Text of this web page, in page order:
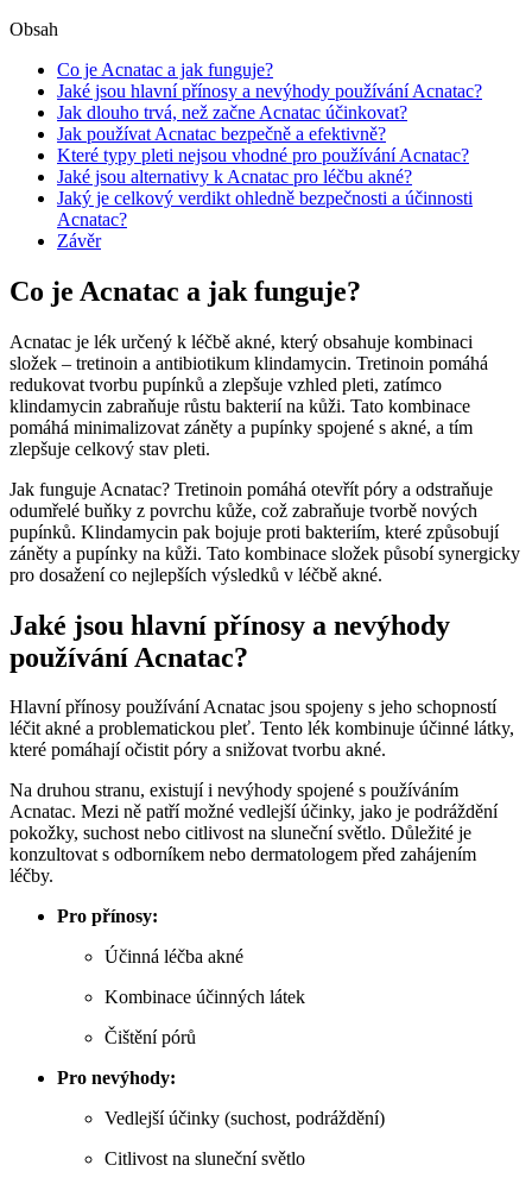
Obsah
Co je Acnatac a jak funguje?
Jaké jsou hlavní přínosy a nevýhody používání Acnatac?
Jak dlouho trvá, než začne Acnatac účinkovat?
Jak používat Acnatac bezpečně a efektivně?
Které typy pleti nejsou vhodné pro používání Acnatac?
Jaké jsou alternativy k Acnatac pro léčbu akné?
Jaký je celkový verdikt ohledně bezpečnosti a účinnosti
Acnatac?
Závěr
Co je Acnatac a jak funguje?
Acnatac je lék určený k léčbě akné, který obsahuje kombinaci
složek – tretinoin a antibiotikum klindamycin. Tretinoin pomáhá
redukovat tvorbu pupínků a zlepšuje vzhled pleti, zatímco
klindamycin zabraňuje růstu bakterií na kůži. Tato kombinace
pomáhá minimalizovat záněty a pupínky spojené s akné, a tím
zlepšuje celkový stav pleti.
Jak funguje Acnatac? Tretinoin pomáhá otevřít póry a odstraňuje
odumřelé buňky z povrchu kůže, což zabraňuje tvorbě nových
pupínků. Klindamycin pak bojuje proti bakteriím, které způsobují
záněty a pupínky na kůži. Tato kombinace složek působí synergicky
pro dosažení co nejlepších výsledků v léčbě akné.
Jaké jsou hlavní přínosy a nevýhody
používání Acnatac?
Hlavní přínosy používání Acnatac jsou spojeny s jeho schopností
léčit akné a problematickou pleť. Tento lék kombinuje účinné látky,
které pomáhají očistit póry a snižovat tvorbu akné.
Na druhou stranu, existují i nevýhody spojené s používáním
Acnatac. Mezi ně patří možné vedlejší účinky, jako je podráždění
pokožky, suchost nebo citlivost na sluneční světlo. Důležité je
konzultovat s odborníkem nebo dermatologem před zahájením
léčby.
Pro přínosy:
Účinná léčba akné
Kombinace účinných látek
Čištění pórů
Pro nevýhody:
Vedlejší účinky (suchost, podráždění)
Citlivost na sluneční světlo